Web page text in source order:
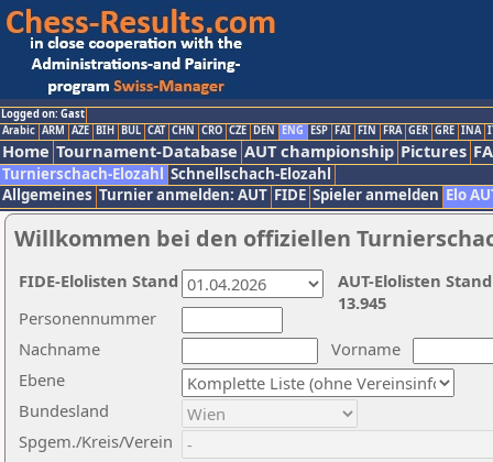
Logged on: Gast
Arabic ARM AZE BIH BUL CAT CHN CRO CZE DEN ENG ESP FAI FIN FRA GER GRE INA
Home Tournament-Database AUT championship Pictures
Turnierschach-Elozahl Schnellschach-Elozahl
Allgemeines Turnier anmelden: AUT FIDE Spieler anmelden Elo
Willkommen bei den offiziellen
Nachname
Vorname
Ebene
Personennummer
Bundesland
Spgem./Kreis/Verein
AUT-Elolisten
13.945
FIDE-Elolisten Stand